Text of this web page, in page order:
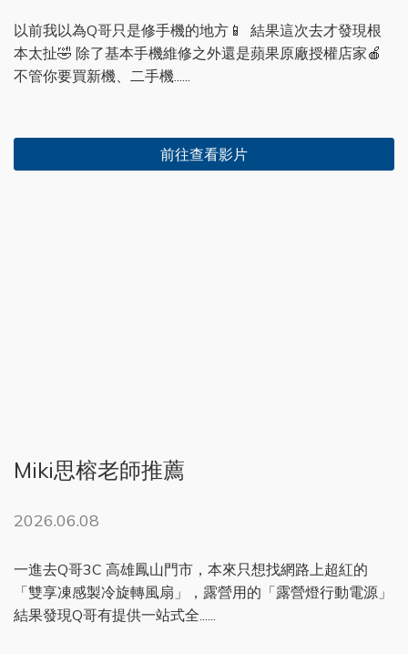
以前我以為Q哥只是修手機的地方📱 結果這次去才發現根
本太扯🤣 除了基本手機維修之外還是蘋果原廠授權店家🍎
不管你要買新機、二手機......
前往查看影片
Miki思榕老師推薦
2026.06.08
一進去Q哥3C 高雄鳳山門市，本來只想找網路上超紅的
「雙享凍感製冷旋轉風扇」，露營用的「露營燈行動電源」
結果發現Q哥有提供一站式全......